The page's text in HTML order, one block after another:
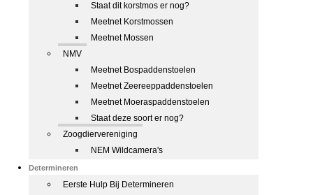
Staat dit korstmos er nog?
Meetnet Korstmossen
Meetnet Mossen
NMV
Meetnet Bospaddenstoelen
Meetnet Zeereeppaddenstoelen
Meetnet Moeraspaddenstoelen
Staat deze soort er nog?
Zoogdiervereniging
NEM Wildcamera's
Determineren
Eerste Hulp Bij Determineren